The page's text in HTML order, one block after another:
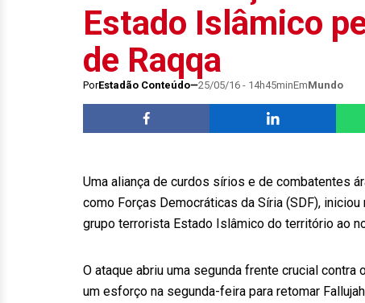
Estado Islâmico
de Raqqa
PorEstadão Conteúdo 25/05/16 - 14h45minEmMundo
Uma aliança de curdos sírios e de combatentes
como Forças Democráticas da Síria (SDF),
grupo terrorista Estado Islâmico do território ao
O ataque abriu uma segunda frente crucial
um esforço na segunda-feira para retomar